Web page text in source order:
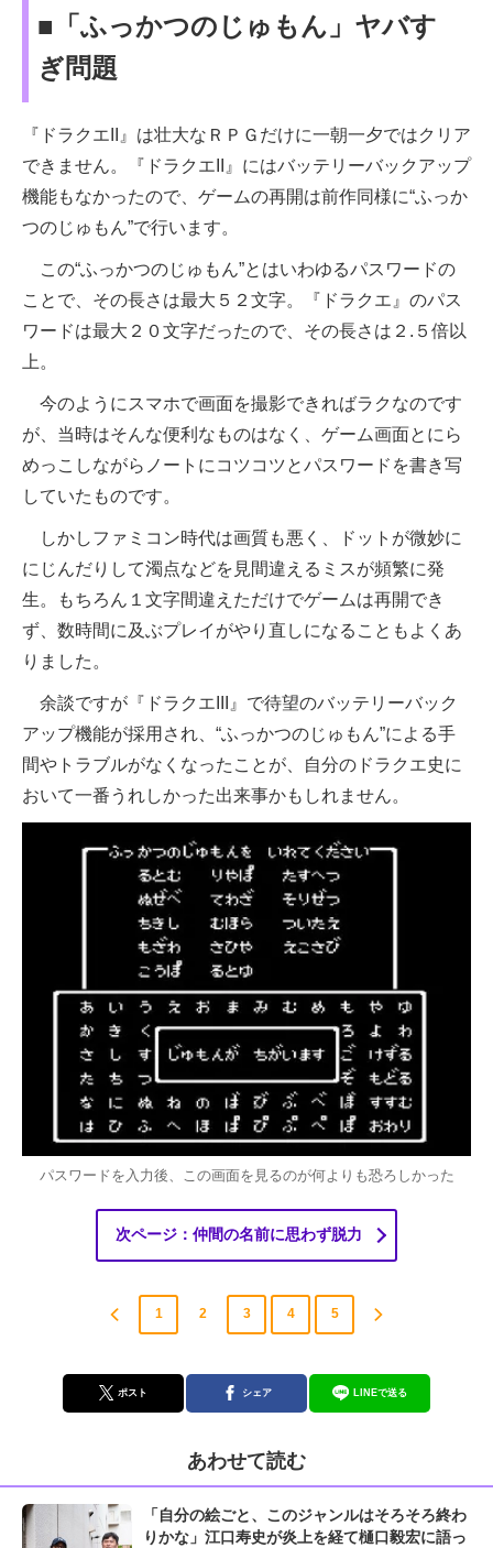
■「ふっかつのじゅもん」ヤバす
ぎ問題
『ドラクエII』は壮大なＲＰＧだけに一朝一夕ではクリア
できません。『ドラクエII』にはバッテリーバックアップ
機能もなかったので、ゲームの再開は前作同様に“ふっか
つのじゅもん”で行います。
この“ふっかつのじゅもん”とはいわゆるパスワードの
ことで、その長さは最大５２文字。『ドラクエ』のパス
ワードは最大２０文字だったので、その長さは２.５倍以
上。
今のようにスマホで画面を撮影できればラクなのです
が、当時はそんな便利なものはなく、ゲーム画面とにら
めっこしながらノートにコツコツとパスワードを書き写
していたものです。
しかしファミコン時代は画質も悪く、ドットが微妙に
にじんだりして濁点などを見間違えるミスが頻繁に発
生。もちろん１文字間違えただけでゲームは再開でき
ず、数時間に及ぶプレイがやり直しになることもよくあ
りました。
余談ですが『ドラクエIII』で待望のバッテリーバック
アップ機能が採用され、“ふっかつのじゅもん”による手
間やトラブルがなくなったことが、自分のドラクエ史に
おいて一番うれしかった出来事かもしれません。
パスワードを入力後、この画面を見るのが何よりも恐ろしかった
次ページ：仲間の名前に思わず脱力
1 2 3 4 5
ポスト シェア LINEで送る
あわせて読む
「自分の絵ごと、このジャンルはそろそろ終わ
りかな」江口寿史が炎上を経て樋口毅宏に語っ